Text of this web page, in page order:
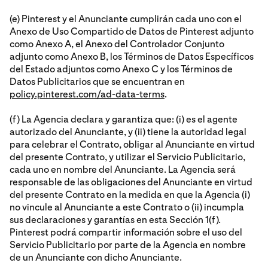
(e) Pinterest y el Anunciante cumplirán cada uno con el
Anexo de Uso Compartido de Datos de Pinterest adjunto
como Anexo A, el Anexo del Controlador Conjunto
adjunto como Anexo B, los Términos de Datos Específicos
del Estado adjuntos como Anexo C y los Términos de
Datos Publicitarios que se encuentran en
policy.pinterest.com/ad-data-terms.
(f) La Agencia declara y garantiza que: (i) es el agente
autorizado del Anunciante, y (ii) tiene la autoridad legal
para celebrar el Contrato, obligar al Anunciante en virtud
del presente Contrato, y utilizar el Servicio Publicitario,
cada uno en nombre del Anunciante. La Agencia será
responsable de las obligaciones del Anunciante en virtud
del presente Contrato en la medida en que la Agencia (i)
no vincule al Anunciante a este Contrato o (ii) incumpla
sus declaraciones y garantías en esta Sección 1(f).
Pinterest podrá compartir información sobre el uso del
Servicio Publicitario por parte de la Agencia en nombre
de un Anunciante con dicho Anunciante.